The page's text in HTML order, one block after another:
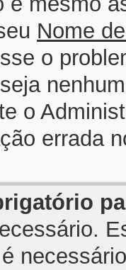
Nome
o
o
errada